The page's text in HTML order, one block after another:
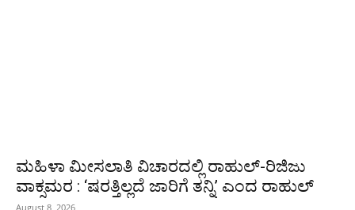
ಮಹಿಳಾ ಮೀಸಲಾತಿ ವಿಚಾರದಲ್ಲಿ ರಾಹುಲ್‌-ರಿಜಿಜು
ವಾಕ್ಸಮರ : ‘ಷರತ್ತಿಲ್ಲದೆ ಜಾರಿಗೆ ತನ್ನಿ’ ಎಂದ ರಾಹುಲ್‌
August 8, 2026